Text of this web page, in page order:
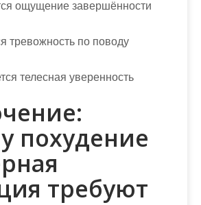
ощущение завершённости
тревожность по поводу
телесная уверенность
похудение
требуют